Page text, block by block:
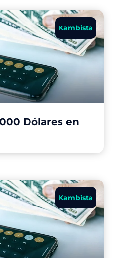
Kambista
Dólares en
Kambista